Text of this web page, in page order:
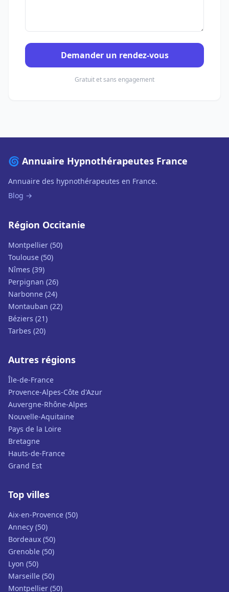
Demander un rendez-vous
Gratuit et sans engagement
🌀 Annuaire Hypnothérapeutes France
Annuaire des hypnothérapeutes en France.
Blog →
Région Occitanie
Montpellier (50)
Toulouse (50)
Nîmes (39)
Perpignan (26)
Narbonne (24)
Montauban (22)
Béziers (21)
Tarbes (20)
Autres régions
Île-de-France
Provence-Alpes-Côte d'Azur
Auvergne-Rhône-Alpes
Nouvelle-Aquitaine
Pays de la Loire
Bretagne
Hauts-de-France
Grand Est
Top villes
Aix-en-Provence (50)
Annecy (50)
Bordeaux (50)
Grenoble (50)
Lyon (50)
Marseille (50)
Montpellier (50)